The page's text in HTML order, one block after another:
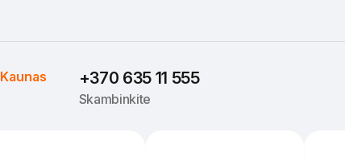
Kaunas +370 635 11 555
Skambinkite